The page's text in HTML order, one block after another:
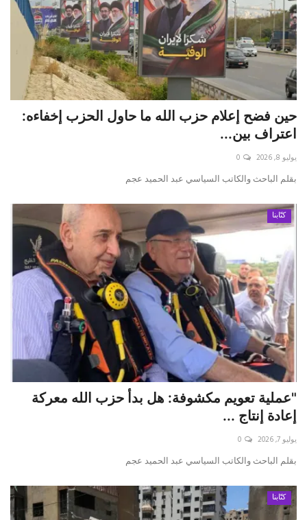
حين فضح إعلام حزب الله ما حاول الحزب إخفاءه:
اعتراف بين...
يوليو 8, 2026 0
بقلم الباحث والكاتب السياسي عبد الحميد عجم
كتّابنا
"عملية تعويم مكشوفة: هل بدأ حزب الله معركة
إعادة إنتاج ...
يوليو 7, 2026 0
بقلم الباحث والكاتب السياسي عبد الحميد عجم
كتّابنا